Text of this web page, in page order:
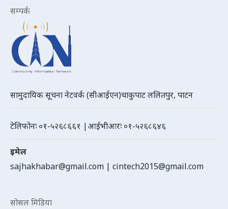
सम्पर्क
सामुदायिक सूचना नेटवर्क (सीआईएन)चाकुपाट ललितपुर, पाटन
टेलिफोनः ०१-५२६८६६१ |आईभीआरः ०१-५२६८६४६
इमेल
sajhakhabar@gmail.com | cintech2015@gmail.com
सोसल मिडिया